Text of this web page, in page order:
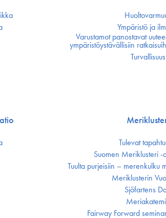
Ympäristö ja
Varustamot panostavat
ympäristöystävällisiin
Turvallisuus
Tulevat
Suomen Meriklusteri -
Tuulta purjeisiin – merenkulku
Meriklusterin
Sjöfartens
Fairway Forward